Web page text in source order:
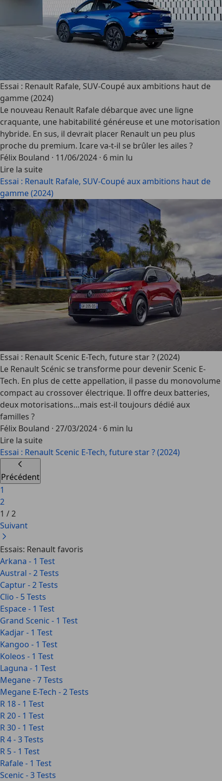
Essai : Renault Rafale, SUV-Coupé aux ambitions haut de
gamme (2024)
Le nouveau Renault Rafale débarque avec une ligne
craquante, une habitabilité généreuse et une motorisation
hybride. En sus, il devrait placer Renault un peu plus
proche du premium. Icare va-t-il se brûler les ailes ?
Félix Bouland · 11/06/2024 · 6 min lu
Lire la suite
Essai : Renault Rafale, SUV-Coupé aux ambitions haut de
gamme (2024)
Essai : Renault Scenic E-Tech, future star ? (2024)
Le Renault Scénic se transforme pour devenir Scenic E-
Tech. En plus de cette appellation, il passe du monovolume
compact au crossover électrique. Il offre deux batteries,
deux motorisations…mais est-il toujours dédié aux
familles ?
Félix Bouland · 27/03/2024 · 6 min lu
Lire la suite
Essai : Renault Scenic E-Tech, future star ? (2024)
Précédent
1
2
1 /2
Suivant
Essais: Renault favoris
Arkana - 1 Test
Austral - 2 Tests
Captur - 2 Tests
Clio - 5 Tests
Espace - 1 Test
Grand Scenic - 1 Test
Kadjar - 1 Test
Kangoo - 1 Test
Koleos - 1 Test
Laguna - 1 Test
Megane - 7 Tests
Megane E-Tech - 2 Tests
R 18 - 1 Test
R 20 - 1 Test
R 30 - 1 Test
R 4 - 3 Tests
R 5 - 1 Test
Rafale - 1 Test
Scenic - 3 Tests